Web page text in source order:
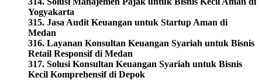
Yogyakarta
315. Jasa Audit Keuangan untuk Startup Aman di
Medan
316. Layanan Konsultan Keuangan Syariah untuk Bisnis
Retail Responsif di Medan
317. Solusi Konsultan Keuangan Syariah untuk Bisnis
Kecil Komprehensif di Depok